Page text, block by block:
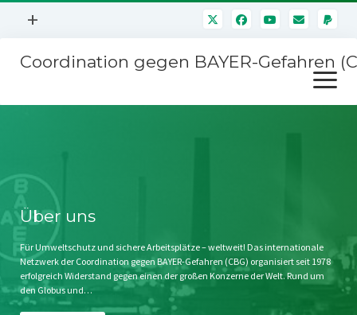
Menü
+
Mitmachen
Kontakt
Impressum
Störfälle
Coordination gegen BAYER-Gefahren
Menü
öffnen
Stichwort BAYER
Jahrestagung
SPENDEN
Über uns
Für Umweltschutz und sichere Arbeitsplätze – weltweit! Das internationale
Netzwerk der Coordination gegen BAYER-Gefahren (CBG) organisiert seit 1978
erfolgreich Widerstand gegen einen der großen Konzerne der Welt. Rund um
den Globus und…